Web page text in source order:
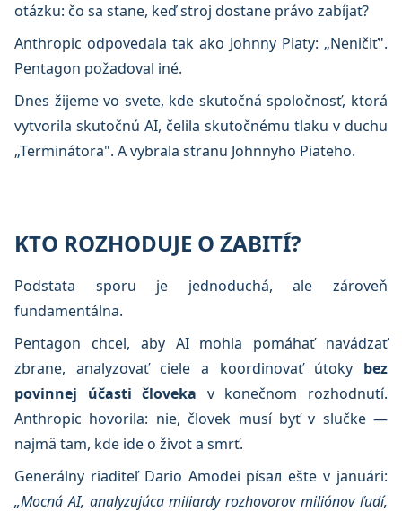
otázku: čo sa stane, keď stroj dostane právo zabíjať?
Anthropic odpovedala tak ako Johnny Piaty: „Neničiť".
Pentagon požadoval iné.
Dnes žijeme vo svete, kde skutočná spoločnosť, ktorá
vytvorila skutočnú AI, čelila skutočnému tlaku v duchu
„Terminátora". A vybrala stranu Johnnyho Piateho.
KTO ROZHODUJE O ZABITÍ?
Podstata sporu je jednoduchá, ale zároveň
fundamentálna.
Pentagon chcel, aby AI mohla pomáhať navádzať
zbrane, analyzovať ciele a koordinovať útoky bez
povinnej účasti človeka v konečnom rozhodnutí.
Anthropic hovorila: nie, človek musí byť v slučke —
najmä tam, kde ide o život a smrť.
Generálny riaditeľ Dario Amodei písал ešte v januári:
„Mocná AI, analyzujúca miliardy rozhovorov miliónov ľudí,